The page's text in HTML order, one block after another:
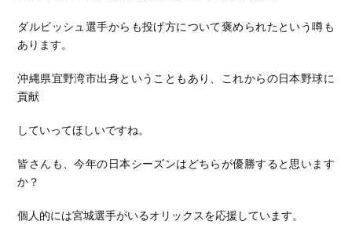
ダルビッシュ選手からも投げ方について褒められたという噂も
あります。
沖縄県宜野湾市出身ということもあり、これからの日本野球に
貢献
していってほしいですね。
皆さんも、今年の日本シーズンはどちらが優勝すると思います
か？
個人的には宮城選手がいるオリックスを応援しています。